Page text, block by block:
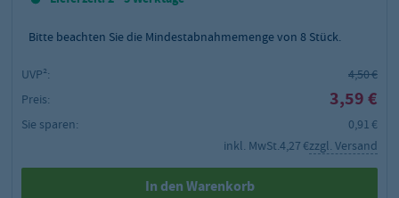
Bitte beachten Sie die Mindestabnahmemenge von 8 Stück.
UVP²:
4,50 €
Preis:
3,59 €
Sie sparen:
0,91 €
inkl. MwSt.4,27 €zzgl. Versand
In den Warenkorb